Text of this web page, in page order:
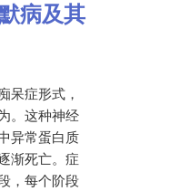
病及其
呆症形式，
。这种神经
异常蛋白质
渐死亡。症
，每个阶段